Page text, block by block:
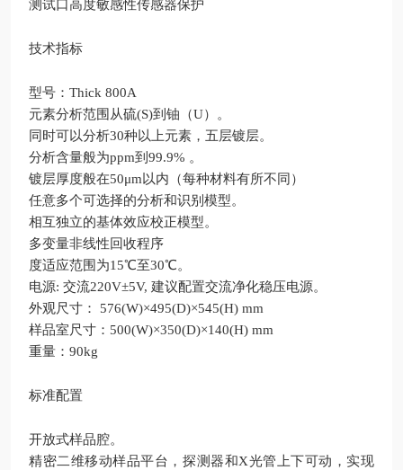
测试口高度敏感性传感器保护
技术指标
型号：Thick 800A
元素分析范围从硫(S)到铀（U）。
同时可以分析30种以上元素，五层镀层。
分析含量般为ppm到99.9% 。
镀层厚度般在50μm以内（每种材料有所不同）
任意多个可选择的分析和识别模型。
相互独立的基体效应校正模型。
多变量非线性回收程序
度适应范围为15℃至30℃。
电源: 交流220V±5V, 建议配置交流净化稳压电源。
外观尺寸： 576(W)×495(D)×545(H) mm
样品室尺寸：500(W)×350(D)×140(H) mm
重量：90kg
标准配置
开放式样品腔。
精密二维移动样品平台，探测器和X光管上下可动，实现